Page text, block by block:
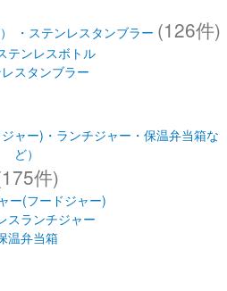
・ステンレスタンブラー (126件)
テンレスボトル
スタンブラー
ャー)・ランチジャー・保温弁当箱な
ど）
件)
ー(フードジャー)
スランチジャー
温弁当箱